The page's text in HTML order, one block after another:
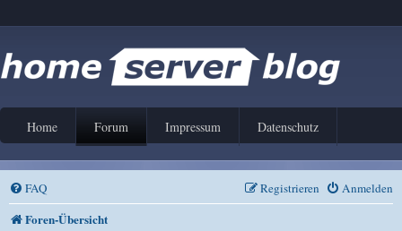
Home Forum Impressum Datenschutz
FAQ Anmelden
Registrieren
Foren-Übersicht